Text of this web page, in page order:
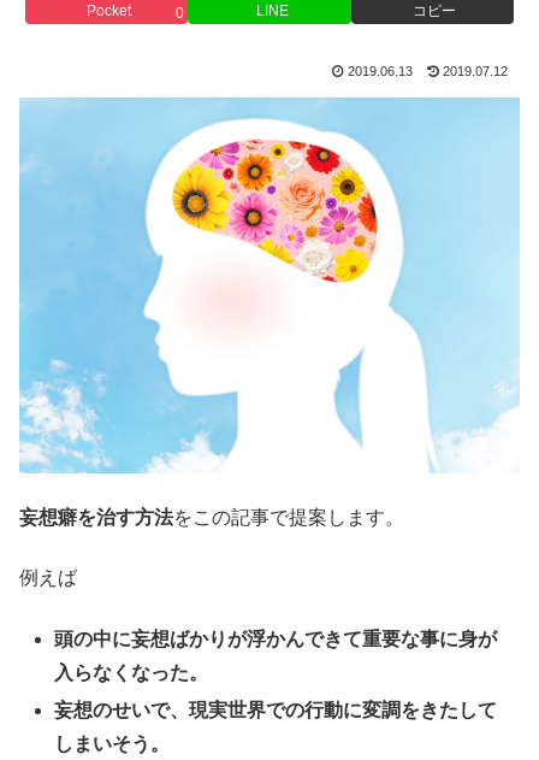
Pocket 0 LINE コピー
2019.06.13 2019.07.12
妄想癖を治す方法をこの記事で提案します。
例えば
頭の中に妄想ばかりが浮かんできて重要な事に身が
入らなくなった。
妄想のせいで、現実世界での行動に変調をきたして
しまいそう。